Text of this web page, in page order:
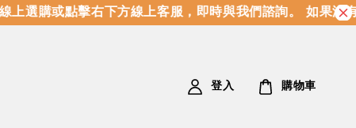
選購或點擊右下方線上客服，即時與我們諮詢。 如果沒有
登入 購物車